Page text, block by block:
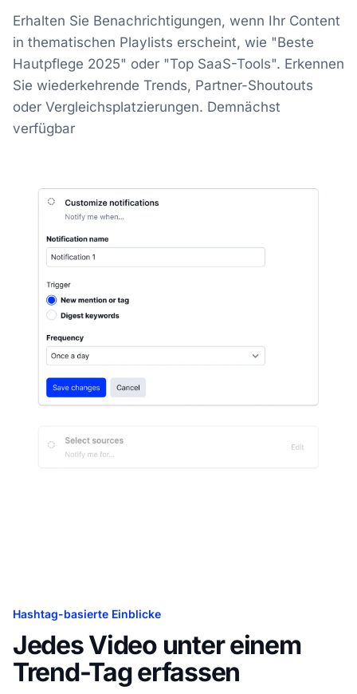
Erhalten Sie Benachrichtigungen, wenn Ihr Content
in thematischen Playlists erscheint, wie "Beste
Hautpflege 2025" oder "Top SaaS-Tools". Erkennen
Sie wiederkehrende Trends, Partner-Shoutouts
oder Vergleichsplatzierungen. Demnächst
verfügbar
Hashtag-basierte Einblicke
Jedes Video unter einem
Trend-Tag erfassen